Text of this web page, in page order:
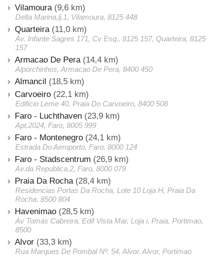
Vilamoura (9,6 km)
Delta Marina,lj.1, Vilamoura, 8125 448
Quarteira (11,0 km)
Av. Infante Sagres 171, Cv Esq., 8125 157, Quarteira, 8125
157
Armacao De Pera (14,4 km)
Alporchinhos, Armacao De Pera, 8400 450
Almancil (18,5 km)
Carvoeiro (22,1 km)
Edificio Leme 40, Praia Do Carvoeiro, 8400 508
Faro - Luchthaven (23,9 km)
Apt.2024, Faro, 8005 999
Faro - Montenegro (24,1 km)
Estrada Do Aeroporto, Faro, 8000 124
Faro - Stadscentrum (26,9 km)
Av.da Republica,2, Faro, 8000 079
Praia Da Rocha (28,4 km)
Residencias Portas Da Rocha, Lote 10 Loja H, Praia Da
Rocha, 8500 804
Havenimao (28,5 km)
Av Tomás Cabreira, Edif Vista Mar, Loja i, Praia, Portimao,
8500
Alvor (33,3 km)
Rua Marques De Pombal Nº. 54, Alvor, Alvor, Portimao